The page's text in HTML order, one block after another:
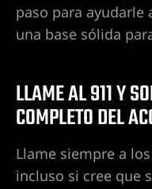
paso para
una base sólida
LLAME AL 911 Y
COMPLETO DEL
Llame siempre a
incluso si cree que
cerca
cerca